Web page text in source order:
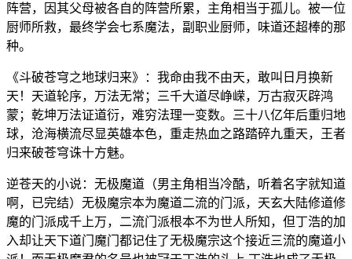
阵营，因其父母被各自的阵营所累，主角相当于孤儿。被一位
厨师所救，最终学会七系魔法，副职业厨师，味道还超棒的那
种。
《斗破苍穹之地球归来》：我命由我不由天，敢叫日月换新
天！天道轮序，万法无常；三千大道尽峥嵘，万古寂灭辟鸿
蒙；乾坤万法证道衍，难穷法理一变数。三十八亿年后重归地
球，沧海横流尽显英雄本色，重走热血之路踏碎九重天，王者
归来破苍穹诛十方魅。
逆苍天的小说：无极魔道（男主角相当冷酷，听着名字就知道
啊，已完结）无极魔宗本为魔道二流的门派，天玄大陆修道修
魔的门派成千上万，二流门派根本不为世人所知，但丁浩的加
入却让天下道门魔门都记住了无极魔宗这个接近三流的魔道小